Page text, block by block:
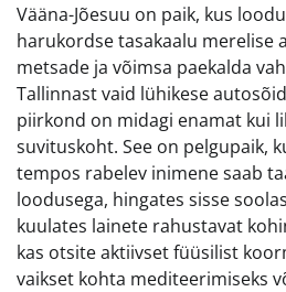
Vääna-Jõesuu on paik, kus
harukordse tasakaalu merelise
metsade ja võimsa paekalda
Tallinnast vaid lühikese
piirkond on midagi enamat kui
suvituskoht. See on pelgupaik,
tempos rabelev inimene saab
loodusega, hingates sisse
kuulates lainete rahustavat
kas otsite aktiivset füüsilist
vaikset kohta mediteerimiseks